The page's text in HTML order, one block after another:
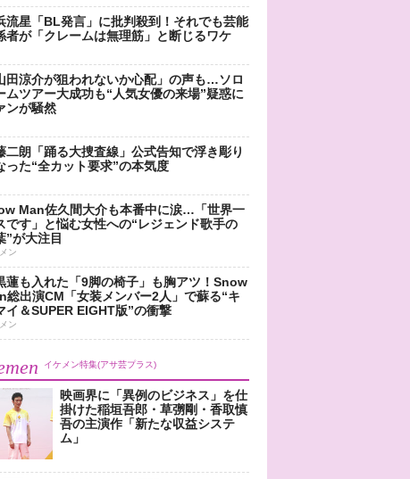
流星「BL発言」に批判殺到！それでも芸能
者が「クレームは無理筋」と断じるワケ
田涼介が狙われないか心配」の声も…ソロ
ムツアー大成功も“人気女優の来場”疑惑に
ンが騒然
二朗「踊る大捜査線」公式告知で浮き彫り
った“全カット要求”の本気度
Man佐久間大介も本番中に涙…「世界一
です」と悩む女性への“レジェンド歌手の
”が大注目
ン
蓮も入れた「9脚の椅子」も胸アツ！Snow
総出演CM「女装メンバー2人」で蘇る“キ
イ＆SUPER EIGHT版”の衝撃
ン
イケメン特集(アサ芸プラス)
映画界に「異例のビジネス」を仕
掛けた稲垣吾郎・草彅剛・香取慎
吾の主演作「新たな収益システ
ム」